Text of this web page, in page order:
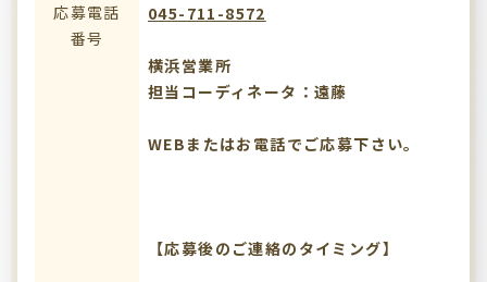
応募電話
番号
045-711-8572
横浜営業所
担当コーディネータ：遠藤
WEBまたはお電話でご応募下さい。
【応募後のご連絡のタイミング】